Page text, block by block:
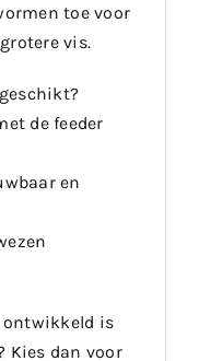
toe voor
vis.
de feeder
en
is
Kies dan voor